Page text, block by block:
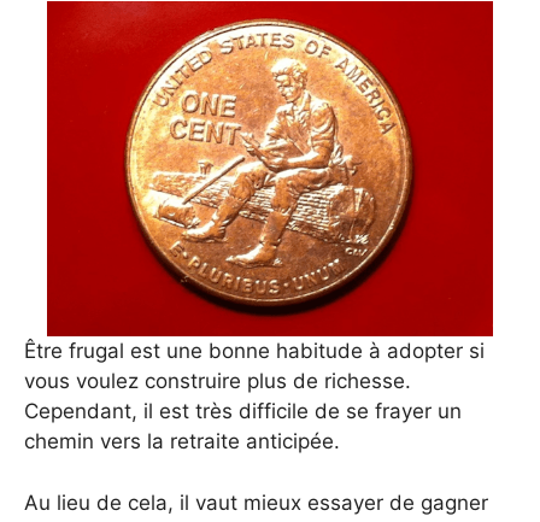
Être frugal est une bonne habitude à adopter si
vous voulez construire plus de richesse.
Cependant, il est très difficile de se frayer un
chemin vers la retraite anticipée.
Au lieu de cela, il vaut mieux essayer de gagner